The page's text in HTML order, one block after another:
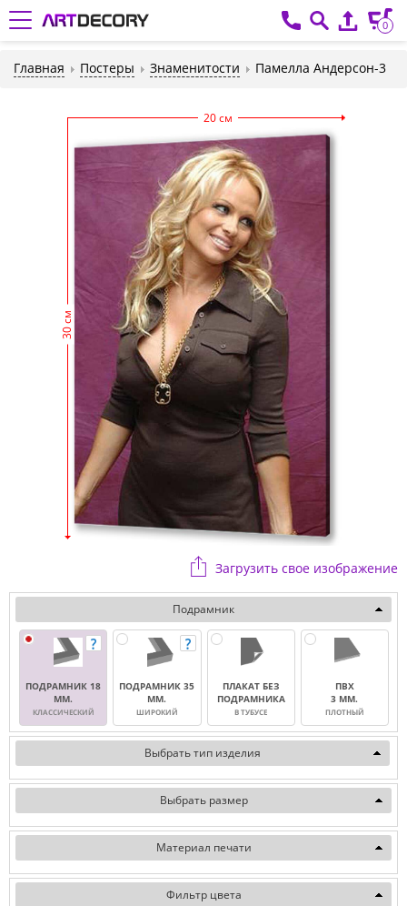
0
Главная Постеры Знаменитости Памелла Андерсон-3
20 см
30 см
Загрузить свое изображение
Подрамник
ПОДРАМНИК 18
ММ.
КЛАССИЧЕСКИЙ
ПОДРАМНИК 35
ММ.
ШИРОКИЙ
ПЛАКАТ БЕЗ
ПОДРАМНИКА
В ТУБУСЕ
ПВХ
3 ММ.
ПЛОТНЫЙ
Выбрать тип изделия
Выбрать размер
Материал печати
Фильтр цвета